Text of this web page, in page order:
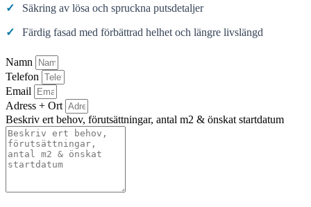
✓ Säkring av lösa och spruckna putsdetaljer
✓ Färdig fasad med förbättrad helhet och längre livslängd
Namn
Telefon
Email
Adress + Ort
Beskriv ert behov, förutsättningar, antal m2 & önskat startdatum